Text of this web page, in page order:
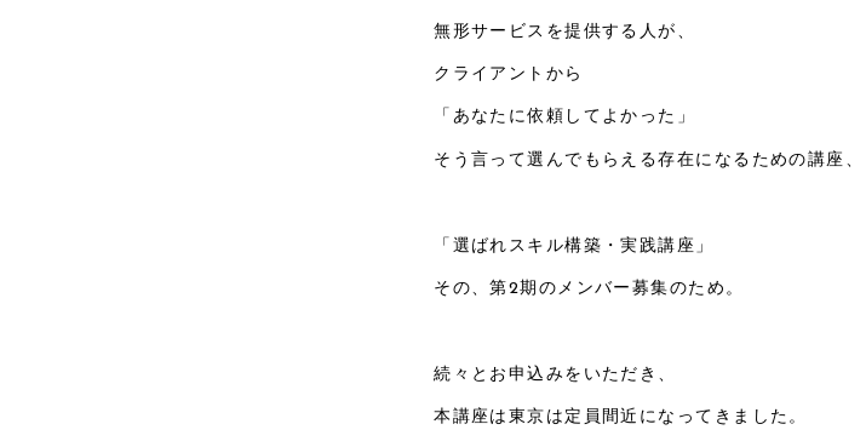
無形サービスを提供する人が、
クライアントから
「あなたに依頼してよかった」
そう言って選んでもらえる存在になるための講座、
「選ばれスキル構築・実践講座」
その、第2期のメンバー募集のため。
続々とお申込みをいただき、
本講座は東京は定員間近になってきました。